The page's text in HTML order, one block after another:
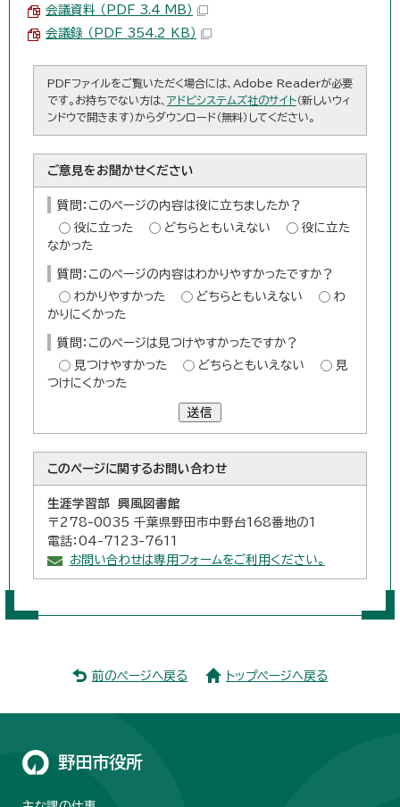
会議資料 （PDF 3.4 MB）
会議録 （PDF 354.2 KB）
PDFファイルをご覧いただく場合には、Adobe Readerが必要
です。お持ちでない方は、 アドビシステムズ社のサイト（新しいウィ
ンドウで開きます）からダウンロード（無料）してください。
ご意見をお聞かせください
質問：このページの内容は役に立ちましたか？
役に立った
どちらともいえない
役に立た
なかった
質問：このページの内容はわかりやすかったですか？
わかりやすかった
どちらともいえない
わ
かりにくかった
質問：このページは見つけやすかったですか？
見つけやすかった
どちらともいえない
見
つけにくかった
送信
このページに関するお問い合わせ
生涯学習部 興風図書館
〒278-0035 千葉県野田市中野台168番地の1
電話：04-7123-7611
お問い合わせは専用フォームをご利用ください。
前のページへ戻る トップページへ戻る
野田市役所